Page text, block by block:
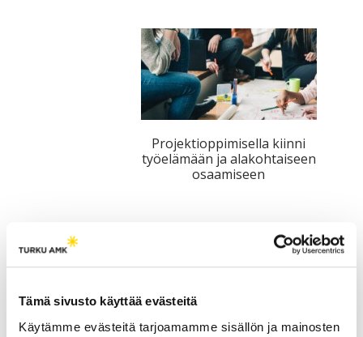
Tämä sivusto käyttää evästeitä
Käytämme evästeitä tarjoamamme sisällön ja mainosten
Projektioppimisella kiinni
työelämään ja alakohtaiseen
osaamiseen